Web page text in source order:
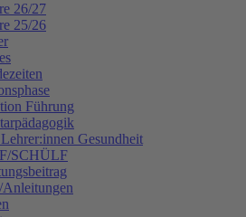
26/27
25/26
Führung
Gesundheit
SCHÜLF
Anleitungen